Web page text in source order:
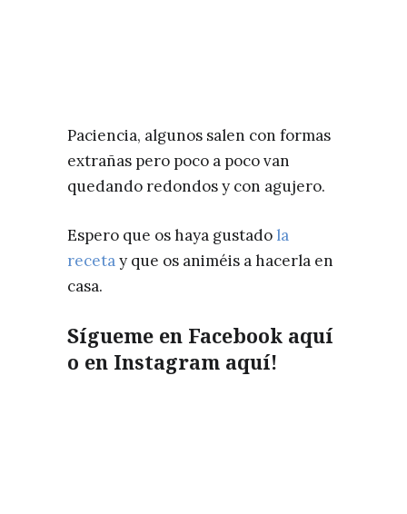
Paciencia, algunos salen con formas
extrañas pero poco a poco van
quedando redondos y con agujero.
Espero que os haya gustado la
recetay que os animéis a hacerla en
casa.
Sígueme en Facebook aquí
o en Instagram aquí!